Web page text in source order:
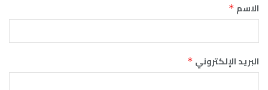
الاسم *
البريد الإلكتروني *